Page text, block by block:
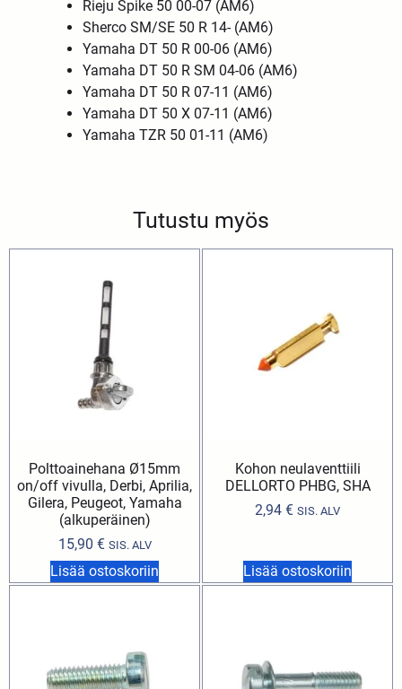
Rieju Spike 50 00-07 (AM6)
Sherco SM/SE 50 R 14- (AM6)
Yamaha DT 50 R 00-06 (AM6)
Yamaha DT 50 R SM 04-06 (AM6)
Yamaha DT 50 R 07-11 (AM6)
Yamaha DT 50 X 07-11 (AM6)
Yamaha TZR 50 01-11 (AM6)
Tutustu myös
Polttoainehana Ø15mm
on/off vivulla, Derbi, Aprilia,
Gilera, Peugeot, Yamaha
(alkuperäinen)
15,90 € SIS. ALV
Lisää ostoskoriin
Kohon neulaventtiili
DELLORTO PHBG, SHA
2,94 € SIS. ALV
Lisää ostoskoriin